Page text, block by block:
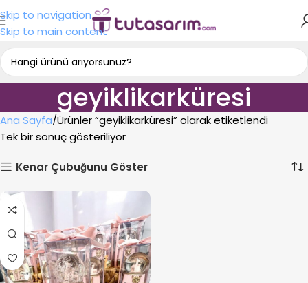
Skip to navigation
Skip to main content
geyiklikarküresi
Ana Sayfa Ürünler “geyiklikarküresi” olarak etiketlendi
Tek bir sonuç gösteriliyor
Kenar Çubuğunu Göster